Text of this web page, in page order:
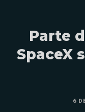
Parte
SpaceX
6